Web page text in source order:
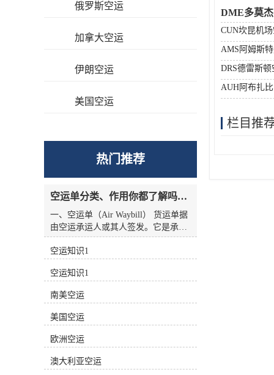
DME多莫
CUN坎昆机
AMS阿姆斯
DRS德雷斯
AUH阿布扎
栏目推
俄罗斯空运
加拿大空运
伊朗空运
美国空运
热门推荐
空运单分类、作用你都了解吗？空运单干货讲解
一、空运单（Air Waybill） 货运单据
由空运承运人或其人签发。它是承运
人收到货物的收据，也是托运人与承
运人之间的运输合同，但没有物权凭
二、航空货运单分类 1.按无承运人名
称分类 航空货运单有两种 (1)货运单
（Airline Air Waybill） 印有出票
（issue carrier）航空货运单的名称和
标志(航徽、代码等)。.这种空运单代
表的身份。 (2)中性货运单（Neutral
Air Waybill） 承运人名称和标志的货
运单未提前打印在运单上。这种空运
空运知识1
空运知识1
南美空运
美国空运
欧洲空运
澳大利亚空运